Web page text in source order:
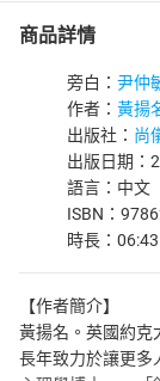
商品詳情
旁白： 尹仲
作者： 黃揚
出版社： 尚
出版日期：
語言：中文
ISBN：
時長：
【作者簡介】
黃揚名。英國約克
長年致力於讓更多